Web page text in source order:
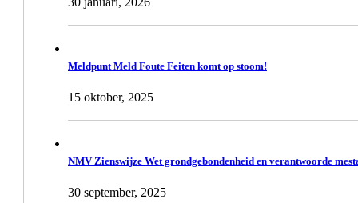
Meldpunt Meld Foute Feiten komt op stoom!
15 oktober, 2025
NMV Zienswijze Wet grondgebondenheid en verantwoorde
30 september, 2025